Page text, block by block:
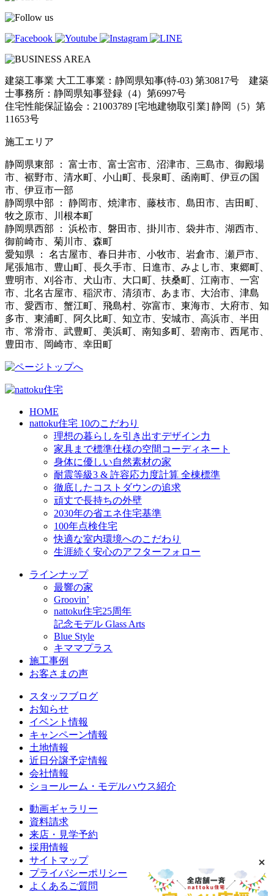
建築工事業 大工工事業：静岡県知事(特-03) 第30817号 建築
士事務所：静岡県知事登録（4）第6997号
住宅性能保証協会：21003789 [宅地建物取引業] 静岡（5）第
11653号
施工エリア
静岡県東部 ： 富士市、富士宮市、沼津市、三島市、御殿場
市、裾野市、清水町、小山町、長泉町、函南町、伊豆の国
市、伊豆市一部
静岡県中部 ： 静岡市、焼津市、藤枝市、島田市、吉田町、
牧之原市、川根本町
静岡県西部 ： 浜松市、磐田市、掛川市、袋井市、湖西市、
御前崎市、菊川市、森町
愛知県 ： 名古屋市、春日井市、小牧市、岩倉市、瀬戸市、
尾張旭市、豊山町、長久手市、日進市、みよし市、東郷町、
豊明市、刈谷市、犬山市、大口町、扶桑町、江南市、一宮
市、北名古屋市、稲沢市、清須市、あま市、大治市、津島
市、愛西市、蟹江町、飛島村、弥富市、東海市、大府市、知
多市、東浦町、阿久比町、知立市、安城市、高浜市、半田
市、常滑市、武豊町、美浜町、南知多町、碧南市、西尾市、
豊田市、岡崎市、幸田町
HOME
nattoku住宅 10のこだわり
理想の暮らしを引き出すデザイン力
家具まで標準仕様の空間コーディネート
身体に優しい自然素材の家
耐震等級3 & 許容応力度計算 全棟標準
徹底したコストダウンの追求
頑丈で長持ちの外壁
2030年の省エネ住宅基準
100年点検住宅
快適な室内環境へのこだわり
生涯続く安心のアフターフォロー
ラインナップ
最響の家
Groovin’
nattoku住宅25周年
記念モデル Glass Arts
Blue Style
キママプラス
施工事例
お客さまの声
スタッフブログ
お知らせ
イベント情報
キャンペーン情報
土地情報
近日分譲予定情報
会社情報
ショールーム・モデルハウス紹介
動画ギャラリー
資料請求
来店・見学予約
採用情報
サイトマップ
プライバシーポリシー
よくあるご質問